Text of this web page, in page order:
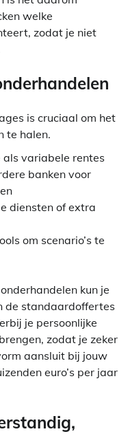
welke
zodat je niet
is cruciaal om het
te halen.
variabele rentes
banken voor
diensten of extra
om scenario’s te
kun je
de standaardoffertes
je persoonlijke
zodat je zeker
aansluit bij jouw
euro’s per jaar